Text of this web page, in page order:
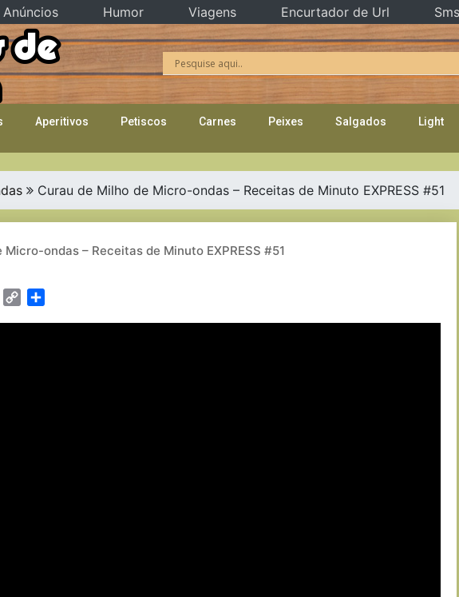
Aperitivos Petiscos Carnes Peixes Salgados Light
Curau de Milho de Micro-ondas – Receitas de Minuto EXPRESS #51
Micro-ondas – Receitas de Minuto EXPRESS #51
Email Copy
Anúncios Humor Viagens Encurtador de Url